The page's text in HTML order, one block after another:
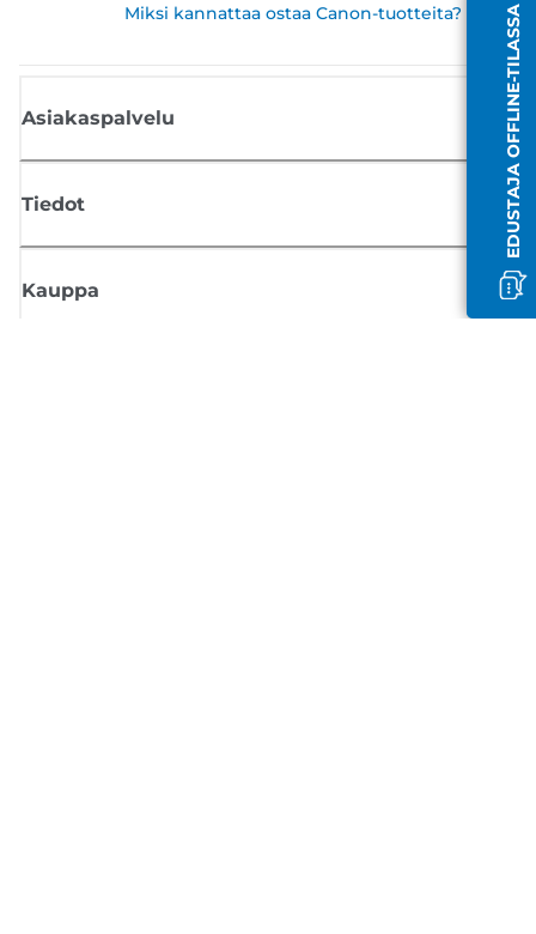
EDUSTAJA OFFLINE-TILASSA
Miksi kannattaa ostaa Canon-tuotteita?
Asiakaspalvelu
Tiedot
Kauppa